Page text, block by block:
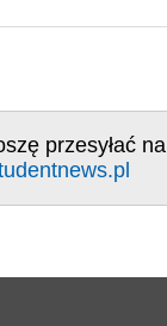
przesyłać na